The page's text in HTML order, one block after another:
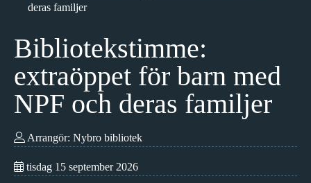
Bibliotekstimme:
extraöppet för barn med
NPF och deras familjer
Arrangör: Nybro bibliotek
tisdag 15 september 2026